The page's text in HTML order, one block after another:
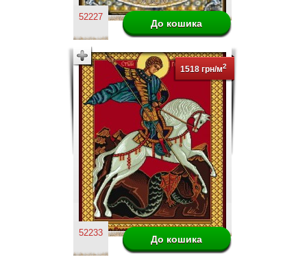
52227
1518 грн/м2
52233